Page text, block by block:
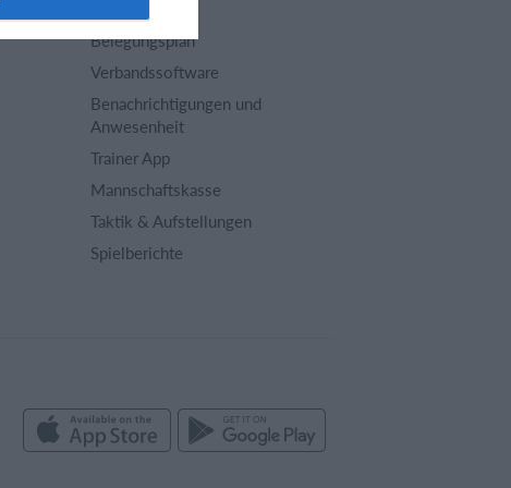
Belegungsplan
Verbandssoftware
Benachrichtigungen und
Anwesenheit
Trainer App
Mannschaftskasse
Taktik & Aufstellungen
Spielberichte